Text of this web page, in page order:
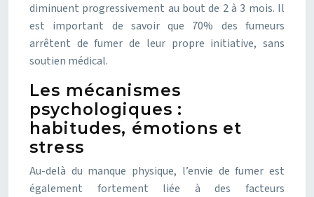
diminuent progressivement au bout de 2 à 3 mois. Il
est important de savoir que 70% des fumeurs
arrêtent de fumer de leur propre initiative, sans
soutien médical.
Les mécanismes
psychologiques :
habitudes, émotions et
stress
Au-delà du manque physique, l’envie de fumer est
également fortement liée à des facteurs